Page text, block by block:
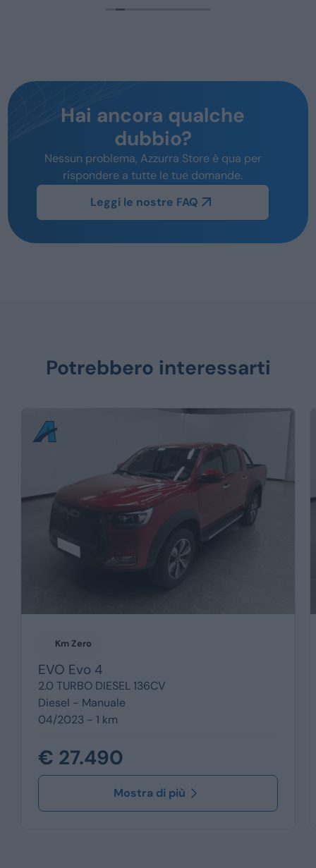
Hai ancora qualche
dubbio?
Nessun problema, Azzurra Store è qua per
rispondere a tutte le tue domande.
Leggi le nostre FAQ
Potrebbero interessarti
Km Zero
EVO Evo 4
2.0 TURBO DIESEL 136CV
Diesel - Manuale
04/2023 - 1 km
€ 27.490
Mostra di più